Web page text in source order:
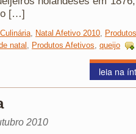
[…]
Natal Afetivo 2010
natal , Produtos Afetivos, queijo
leia na
2010